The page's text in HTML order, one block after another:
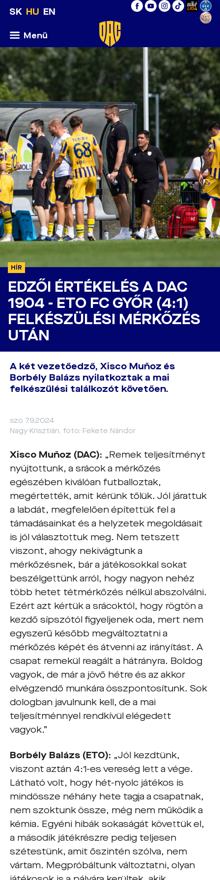
SK HU EN
Menü
HÍR
EDZŐI ÉRTÉKELÉS A DAC
1904 - ETO FC GYŐR (4:1)
FELKÉSZÜLÉSI MÉRKŐZÉS
UTÁN
A két vezetőedző, Xisco Muňoz és
Borbély Balázs nyilatkoztak a mai
felkészülési találkozót követően.
szo 7.9.2024
Nagy Krisztián, foto: Fekete Nándor
Xisco Muňoz (DAC): „Remek teljesítményt
nyújtottunk, a srácok a mérkőzés
egészében kiválóan futballoztak,
megértették, amit kérünk tőlük. Jól járattuk
a labdát, megfelelően építettük fel a
támadásainkat és a helyzetek megoldásait
is jól választottuk meg. Nem tetszett
viszont, ahogy nekivágtunk a
mérkőzésnek, bár a játékosokkal sokat
beszélgettünk arról, hogy nagyon nehéz
több hetet tétmérkőzés nélkül abszolválni.
Ezért azt kértük a srácoktól, hogy rögtön a
kezdő sípszótól figyeljenek oda, mert nem
egyszerű később megváltoztatni a
mérkőzés képét és átvenni az irányítást. A
csapat remekül reagált a hátrányra. Boldog
vagyok, de már a jövő hétre és az akkor
elvégzendő munkára összpontosítunk. Sok
dologban javulnunk kell, de a mai
teljesítménnyel rendkívül elégedett
vagyok.”
Borbély Balázs (ETO): „Jól kezdtünk,
viszont aztán 4:1-es vereség lett a vége.
Látható volt, hogy hét-nyolc játékos is
mindössze néhány hete tagja a csapatnak,
nem szoktunk össze, még nem működik a
kémia. Egyéni hibák sokaságát követtük el,
a második játékrészre pedig teljesen
szétestünk, amit őszintén szólva, nem
vártam. Megpróbáltunk változtatni, olyan